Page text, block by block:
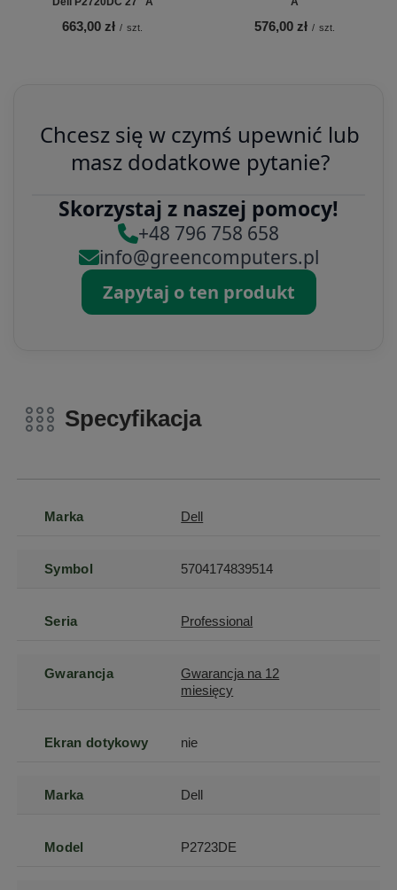
663,00 zł / szt. 576,00 zł / szt.
Chcesz się w czymś upewnić lub
masz dodatkowe pytanie?
Skorzystaj z naszej pomocy!
+48 796 758 658
info@greencomputers.pl
Zapytaj o ten produkt
Specyfikacja
Marka Dell
Symbol 5704174839514
Seria Professional
Gwarancja
Gwarancja na 12
miesięcy
Ekran dotykowy nie
Marka Dell
Model P2723DE